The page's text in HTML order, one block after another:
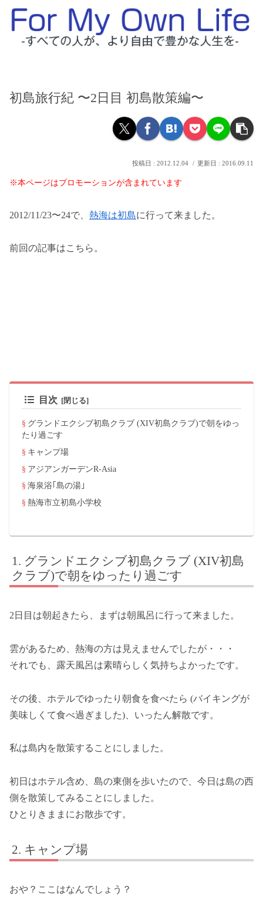
初島旅行紀 〜2日目 初島散策編〜
2012.12.04 2016.09.11
※本ページはプロモーションが含まれています
2012/11/23〜24で、 熱海は初島に行って来ました。
前回の記事はこちら。
目次
グランドエクシブ初島クラブ (XIV初島クラブ)で朝をゆっ
たり過ごす
キャンプ場
アジアンガーデンR-Asia
海泉浴｢島の湯｣
熱海市立初島小学校
グランドエクシブ初島クラブ (XIV初島
クラブ)で朝をゆったり過ごす
2日目は朝起きたら、まずは朝風呂に行って来ました。
雲があるため、熱海の方は見えませんでしたが・・・
それでも、露天風呂は素晴らしく気持ちよかったです。
その後、ホテルでゆったり朝食を食べたら (バイキングが
美味しくて食べ過ぎました)、いったん解散です。
私は島内を散策することにしました。
初日はホテル含め、島の東側を歩いたので、今日は島の西
側を散策してみることにしました。
ひとりきままにお散歩です。
キャンプ場
おや？ここはなんでしょう？